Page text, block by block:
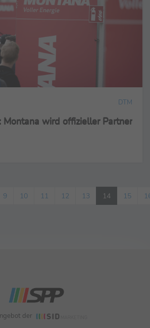
DTM
Montana wird offizieller Partner
9 10 11 12 13 14 15
der